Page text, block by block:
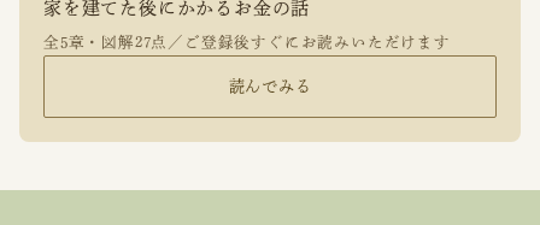
家を建てた後にかかるお金の話
全5章・図解27点／ご登録後すぐにお読みいただけます
読んでみる